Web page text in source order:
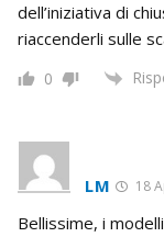
dell’iniziativa di
riaccenderli sulle
0
LM 18
Bellissime, i